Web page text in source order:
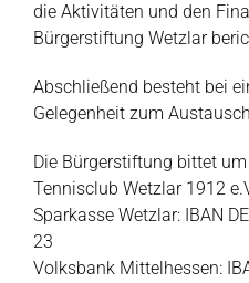
die Aktivitäten und den
Bürgerstiftung Wetzlar
Abschließend besteht bei
Gelegenheit zum
Die Bürgerstiftung bittet
Tennisclub Wetzlar 1912
Sparkasse Wetzlar: IBAN
23
Volksbank Mittelhessen: